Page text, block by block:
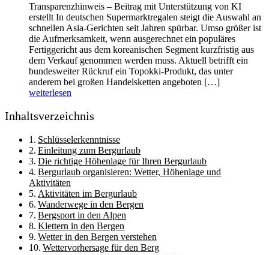
Transparenzhinweis – Beitrag mit Unterstützung von KI
erstellt In deutschen Supermarktregalen steigt die Auswahl an
schnellen Asia-Gerichten seit Jahren spürbar. Umso größer ist
die Aufmerksamkeit, wenn ausgerechnet ein populäres
Fertiggericht aus dem koreanischen Segment kurzfristig aus
dem Verkauf genommen werden muss. Aktuell betrifft ein
bundesweiter Rückruf ein Topokki-Produkt, das unter
anderem bei großen Handelsketten angeboten […]
weiterlesen
Inhaltsverzeichnis
Schlüsselerkenntnisse
Einleitung zum Bergurlaub
Die richtige Höhenlage für Ihren Bergurlaub
Bergurlaub organisieren: Wetter, Höhenlage und
Aktivitäten
Aktivitäten im Bergurlaub
Wanderwege in den Bergen
Bergsport in den Alpen
Klettern in den Bergen
Wetter in den Bergen verstehen
Wettervorhersage für den Berg